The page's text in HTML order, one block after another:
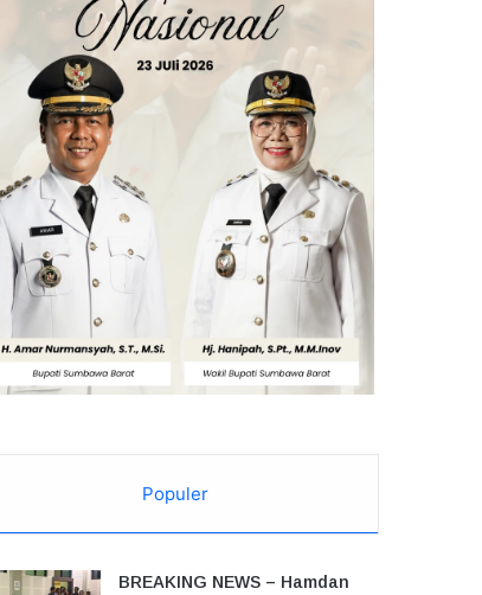
Populer
BREAKING NEWS – Hamdan